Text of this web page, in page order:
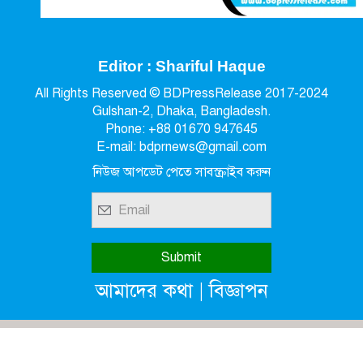
Editor : Shariful Haque
All Rights Reserved © BDPressRelease 2017-2024
Gulshan-2, Dhaka, Bangladesh.
Phone: +88 01670 947645
E-mail: bdprnews@gmail.com
নিউজ আপডেট পেতে সাবস্ক্রাইব করুন
আমাদের কথা|বিজ্ঞাপন